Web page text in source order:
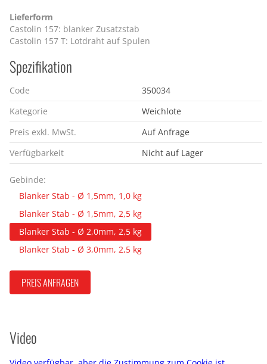
Lieferform
Castolin 157: blanker Zusatzstab
Castolin 157 T: Lotdraht auf Spulen
Spezifikation
Code
350034
Kategorie
Weichlote
Preis exkl. MwSt.
Auf Anfrage
Verfügbarkeit
Nicht auf Lager
Gebinde:
Blanker Stab - Ø 1,5mm, 1,0 kg
Blanker Stab - Ø 1,5mm, 2,5 kg
Blanker Stab - Ø 2,0mm, 2,5 kg
Blanker Stab - Ø 3,0mm, 2,5 kg
PREIS ANFRAGEN
Video